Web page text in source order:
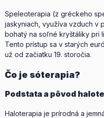
Speleoterapia (z gréckeho
jaskyniach, využíva vzduch v
bohatý na soľné kryštáliky pri
Tento prístup sa v starých
už od začiatku 19. storočia.
Čo je sóterapia?
Podstata a pôvod
Haloterapia je prírodná a